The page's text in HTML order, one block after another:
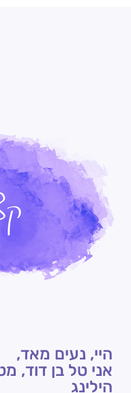
היי, נעים מאד,
אני טל בן דוד,
הילינג